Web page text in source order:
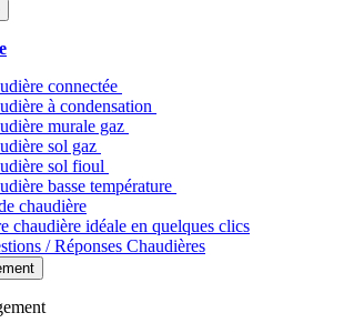
connectée
à condensation
murale gaz
sol gaz
sol fioul
basse température
chaudière
chaudière idéale en quelques clics
/ Réponses Chaudières